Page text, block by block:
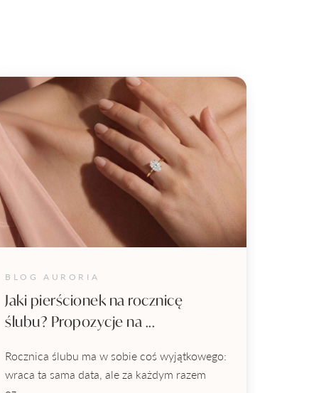
BLOG AURORIA
Jaki pierścionek na rocznicę
ślubu? Propozycje na ...
Rocznica ślubu ma w sobie coś wyjątkowego:
wraca ta sama data, ale za każdym razem